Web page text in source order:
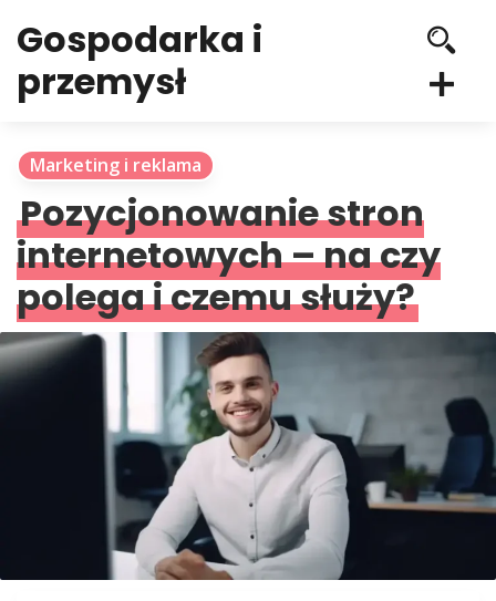
Gospodarka i
przemysł
Marketing i reklama
Pozycjonowanie stron
internetowych – na czy
polega i czemu służy?